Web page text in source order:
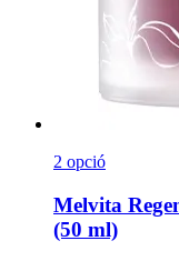
2 opció
Melvita
(50 ml)